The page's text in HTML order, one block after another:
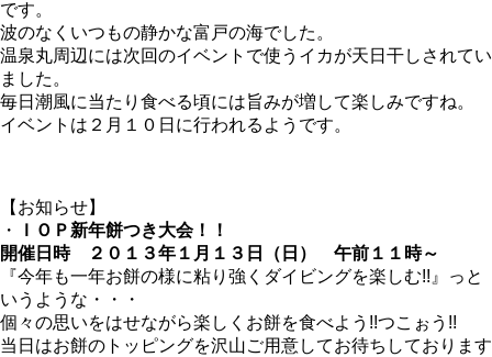
です。
波のなくいつもの静かな富戸の海でした。
温泉丸周辺には次回のイベントで使うイカが天日干しされてい
ました。
毎日潮風に当たり食べる頃には旨みが増して楽しみですね。
イベントは２月１０日に行われるようです。
【お知らせ】
・
ＩＯＰ新年餅つき大会！！
開催日時 ２０１３年１月１３日（日） 午前１１時～
『今年も一年お餅の様に粘り強くダイビングを楽しむ!!』っと
いうような・・・
個々の思いをはせながら楽しくお餅を食べよう!!つこぉう!!
当日はお餅のトッピングを沢山ご用意してお待ちしております